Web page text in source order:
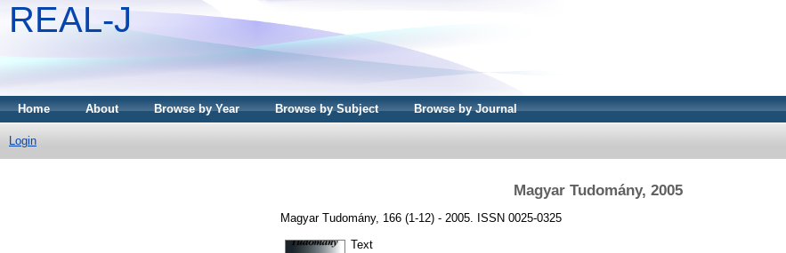
REAL-J
Home About Browse by Year Browse by Subject Browse by Journal
Login
Magyar Tudomány, 2005
Magyar Tudomány, 166 (1-12) - 2005. ISSN 0025-0325
Text